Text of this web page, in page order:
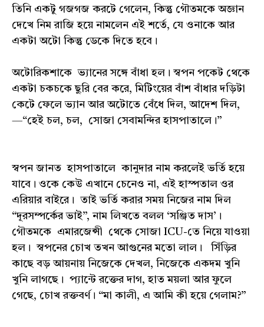
তিনি একটু গজগজ করটে গেলেন, কিন্তু গৌতমকে অজ্ঞান
দেখে নিম রাজি হয়ে নামলেন এই শর্তে, যে ওনাকে আর
একটা অটো কিন্তু ডেকে দিতে হবে।
অটোরিকশাকে ভ্যানের সঙ্গে বাঁধা হল। স্বপন পকেট থেকে
একটা চকচকে ছুরি বের করে, মিটিংয়ের বাঁশ বাঁধার দড়িটা
কেটে ফেলে ভ্যান আর অটোতে বেঁধে দিল, আদেশ দিল,
—“হেই চল, চল, সোজা সেবামন্দির হাসপাতালে।”
স্বপন জানত হাসপাতালে কানুদার নাম করলেই ভর্তি হয়ে
যাবে। ওকে কেউ এখানে চেনেও না, এই হাস্পতাল ওর
এরিয়ার বাইরে। তাই ভর্তি করার সময় নিজের নাম দিল
“দূরসম্পর্কের ভাই”, নাম লিখতে বলল ‘সঞ্জিত দাস’।
গৌতমকে এমারজেন্সী থেকে সোজা ICU-তে নিয়ে যাওয়া
হল। স্বপনের চোখ তখন আগুনের মতো লাল। সিঁড়ির
কাছে বড় আয়নায় নিজেকে দেখল, নিজেকে একদম খুনি
খুনি লাগছে। প্যান্টে রক্তের দাগ, হাত ময়লা আর ফুলে
গেছে, চোখ রক্তবর্ণ। “মা কালী, এ আমি কী হয়ে গেলাম?”